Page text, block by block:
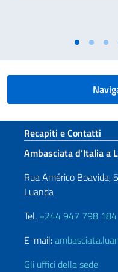
Sezione
Recapiti e Contatti
Ambasciata d’Italia a
Rua Américo Boavida,
Luanda
Tel. +244 947 798 184
E-mail:
Gli uffici della sede